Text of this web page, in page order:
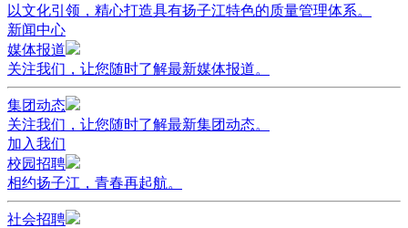
以文化引领，精心打造具有扬子江特色的质量管理体系。
新闻中心
媒体报道
关注我们，让您随时了解最新媒体报道。
集团动态
关注我们，让您随时了解最新集团动态。
加入我们
校园招聘
相约扬子江，青春再起航。
社会招聘